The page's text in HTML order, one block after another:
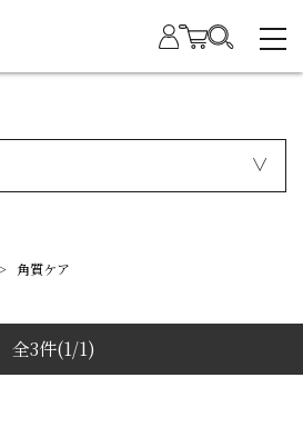
角質ケア
全3件(1/1)